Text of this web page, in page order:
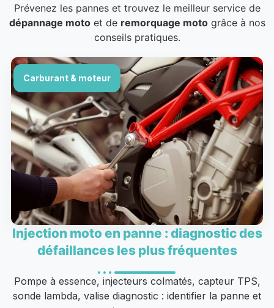
Prévenez les pannes et trouvez le meilleur service de
dépannage motoet de remorquage motogrâce à nos
conseils pratiques.
Carburant & moteur
Injection moto en panne : diagnostic des
défaillances les plus fréquentes
Pompe à essence, injecteurs colmatés, capteur TPS,
sonde lambda, valise diagnostic : identifier la panne et